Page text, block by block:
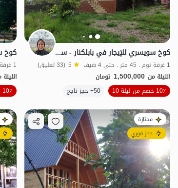
كوخ سويسري للإيجار في بابلكنار - سيادركا
1 غرفة نوم . 45 متر . حتى 4 ضيف 5 (33 تعليق)
الليلة من 1,500,000 تومان
10٪ خصم من ليلة 10
50+ حجز ناجح
1 غرفة نوم . 65 متر . حتى 4 ضيف
10٪ خصم من ليلة 6
ممتازة
حجز فوري